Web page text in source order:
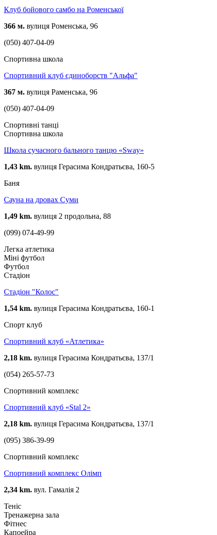
Клуб бойового самбо на Роменської
366 м. вулиця Роменська, 96
(050) 407-04-09
Спортивна школа
Спортивний клуб єдиноборств "Альфа"
367 м. вулиця Раменська, 96
(050) 407-04-09
Спортивні танці
Спортивна школа
Школа сучасного бального танцю «Sway»
1,43 km. вулиця Герасима Кондратьєва, 160-5
Баня
Сауна на дровах Суми
1,49 km. вулиця 2 продольна, 88
(099) 074-49-99
Легка атлетика
Міні футбол
Футбол
Стадіон
Стадіон "Колос"
1,54 km. вулиця Герасима Кондратьєва, 160-1
Спорт клуб
Спортивний клуб «Атлетика»
2,18 km. вулиця Герасима Кондратьєва, 137/1
(054) 265-57-73
Спортивний комплекс
Спортивний клуб «Stal 2»
2,18 km. вулиця Герасима Кондратьєва, 137/1
(095) 386-39-99
Спортивний комплекс
Спортивний комплекс Олімп
2,34 km. вул. Гамалія 2
Теніс
Тренажерна зала
Фітнес
Капоейра